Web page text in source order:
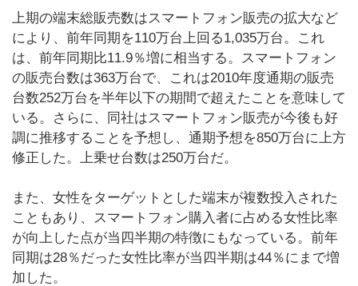
上期の端末総販売数はスマートフォン販売の拡大など
により、前年同期を110万台上回る1,035万台。これ
は、前年同期比11.9％増に相当する。スマートフォン
の販売台数は363万台で、これは2010年度通期の販売
台数252万台を半年以下の期間で超えたことを意味して
いる。さらに、同社はスマートフォン販売が今後も好
調に推移することを予想し、通期予想を850万台に上方
修正した。上乗せ台数は250万台だ。
また、女性をターゲットとした端末が複数投入された
こともあり、スマートフォン購入者に占める女性比率
が向上した点が当四半期の特徴にもなっている。前年
同期は28％だった女性比率が当四半期は44％にまで増
加した。